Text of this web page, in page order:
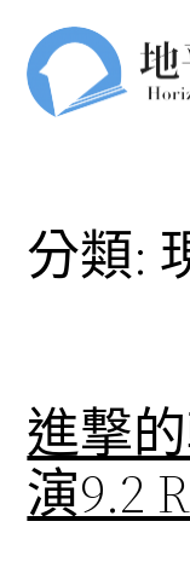
分類:
進撃
演9.2